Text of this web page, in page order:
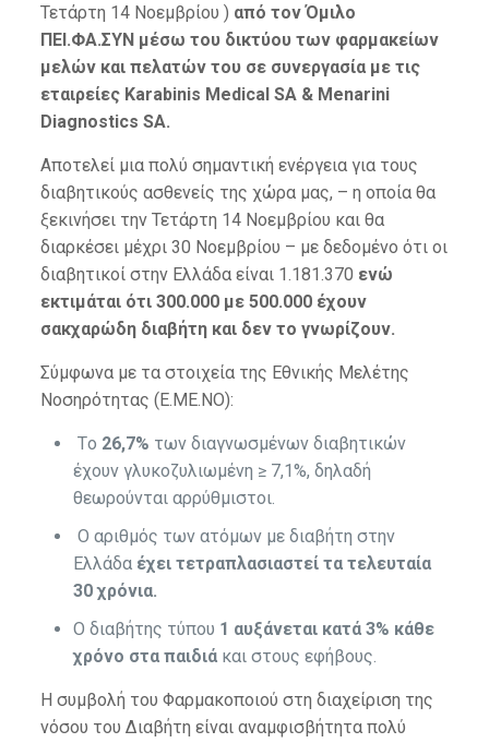
Τετάρτη 14 Νοεμβρίου ) από τον Όμιλο
ΠΕΙ.ΦΑ.ΣΥΝ μέσω του δικτύου των φαρμακείων
μελών και πελατών του σε συνεργασία με τις
εταιρείες Karabinis Medical SA & Menarini
Diagnostics SA.
Αποτελεί μια πολύ σημαντική ενέργεια για τους
διαβητικούς ασθενείς της χώρα μας, – η οποία θα
ξεκινήσει την Τετάρτη 14 Νοεμβρίου και θα
διαρκέσει μέχρι 30 Νοεμβρίου – με δεδομένο ότι οι
διαβητικοί στην Ελλάδα είναι 1.181.370 ενώ
εκτιμάται ότι 300.000 με 500.000 έχουν
σακχαρώδη διαβήτη και δεν το γνωρίζουν.
Σύμφωνα με τα στοιχεία της Εθνικής Μελέτης
Νοσηρότητας (Ε.ΜΕ.ΝΟ):
Tο 26,7% των διαγνωσμένων διαβητικών
έχουν γλυκοζυλιωμένη ≥ 7,1%, δηλαδή
θεωρούνται αρρύθμιστοι.
Ο αριθμός των ατόμων με διαβήτη στην
Ελλάδα έχει τετραπλασιαστεί τα τελευταία
30 χρόνια.
Ο διαβήτης τύπου 1 αυξάνεται κατά 3% κάθε
χρόνο στα παιδιά και στους εφήβους.
Η συμβολή του Φαρμακοποιού στη διαχείριση της
νόσου του Διαβήτη είναι αναμφισβήτητα πολύ